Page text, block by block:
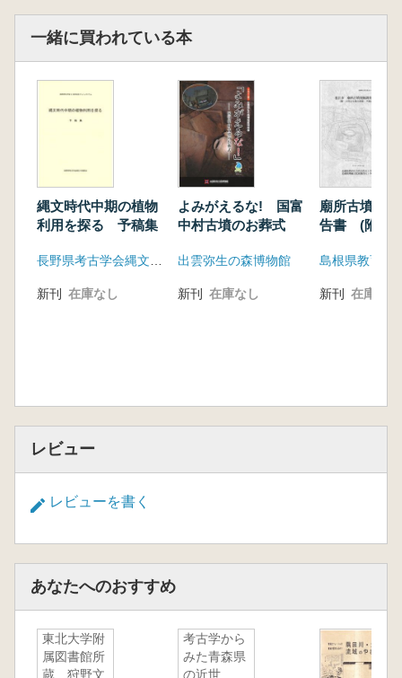
一緒に買われている本
縄文時代中期の植物
利用を探る 予稿集
新刊 在庫なし
よみがえるな! 国富
中村古墳のお葬式
出雲弥生の森博物館
新刊 在庫なし
廟所古墳発
告書 (附 古
新刊 在庫なし
レビュー
レビューを書く
あなたへのおすすめ
東北大学附
属図書館所
蔵 狩野文
考古学から
みた青森県
の近世